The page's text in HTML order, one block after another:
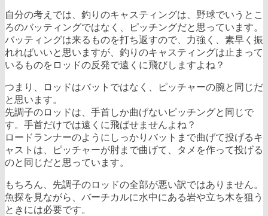
自分の考えでは、釣りのキャスティングは、野球でいうとこ
ろのバッティングではなく、ピッチングだと思っています。
バッティングは来るものを打ち返すので、力強く、素早く振
れればいいと思いますが、釣りのキャスティングは止まって
いるものをロッドの反発で遠くに飛びしますよね？
つまり、ロッドはバットではなく、ピッチャーの腕と同じだ
と思います。
先調子のロッドは、手首しか曲げないピッチングと同じで
す。手首だけでは遠くに飛ばせませんよね？
ロードランナーのようにしっかりバットまで曲げて投げるキ
ャストは、ピッチャーが肘まで曲げて、タメを作って投げる
のと同じだと思っています。
もちろん、先調子のロッドの全部が悪い訳ではありません。
魚探を見ながら、バーチカルに水中にある岩や立ち木を狙う
ときには必要です。